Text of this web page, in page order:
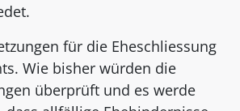
für die Eheschliessung
Wie bisher würden die
überprüft und es werde